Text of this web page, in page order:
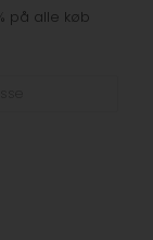
på alle køb